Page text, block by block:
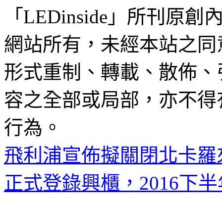
「LEDinside」所刊原創
網站所有，未經本站之
形式重制、轉載、散佈
容之全部或局部，亦不
行為。
飛利浦宣佈擬關閉北卡
正式登錄興櫃，2016下